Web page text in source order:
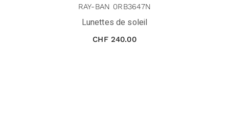
RAY-BAN 0RB3647N
Lunettes de soleil
CHF240.00